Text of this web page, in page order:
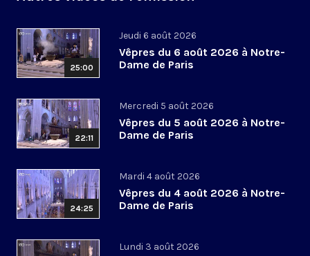
25:00
Jeudi 6 août 2026
Vêpres du 6 août 2026 à Notre-
Dame de Paris
22:11
Mercredi 5 août 2026
Vêpres du 5 août 2026 à Notre-
Dame de Paris
24:25
Mardi 4 août 2026
Vêpres du 4 août 2026 à Notre-
Dame de Paris
Lundi 3 août 2026